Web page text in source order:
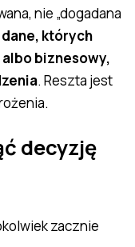
nie „dogadana
dane, których
biznesowy,
. Reszta jest
decyzję
zacznie